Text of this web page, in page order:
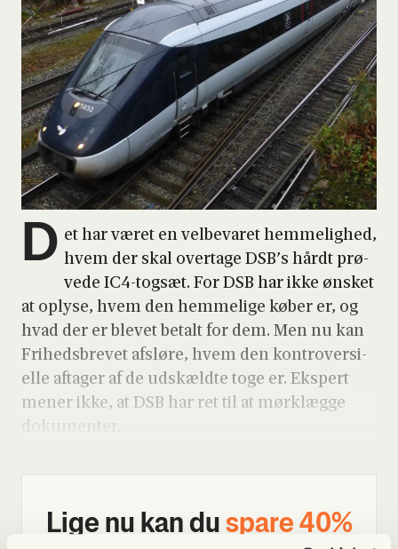
D et har været en vel­be­va­ret hem­me­lig­hed,
hvem der skal over­ta­ge DSB’s hårdt prø­
ve­de IC4-tog­sæt. For DSB har ikke ønsket
at oply­se, hvem den hem­me­li­ge køber er, og
hvad der er ble­vet betalt for dem. Men nu kan
Fri­heds­bre­vet afslø­re, hvem den kon­tro­ver­si­
el­le afta­ger af de udskæld­te toge er. Eks­pert
mener ikke, at DSB har ret til at mørklæg­ge
Lige nu kan du spa­re 40%